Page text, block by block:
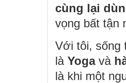
cùng lại
vọng bất tận
Với tôi, sống
là Yoga và
là khi một